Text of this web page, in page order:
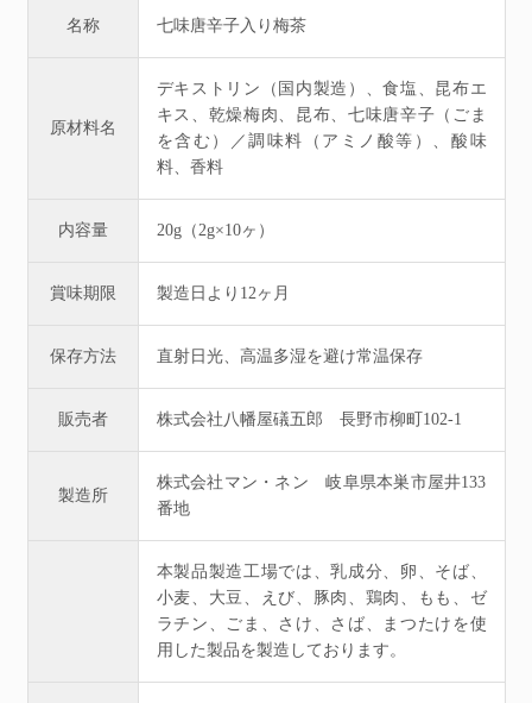
名称 七味唐辛子入り梅茶
原材料名
デキストリン（国内製造）、食塩、昆布エ
キス、乾燥梅肉、昆布、七味唐辛子（ごま
を含む）／調味料（アミノ酸等）、酸味
料、香料
内容量 20g（2g×10ヶ）
賞味期限 製造日より12ヶ月
保存方法 直射日光、高温多湿を避け常温保存
販売者 株式会社八幡屋礒五郎 長野市柳町102-1
製造所
株式会社マン・ネン 岐阜県本巣市屋井133
番地
本製品製造工場では、乳成分、卵、そば、
小麦、大豆、えび、豚肉、鶏肉、もも、ゼ
ラチン、ごま、さけ、さば、まつたけを使
用した製品を製造しております。